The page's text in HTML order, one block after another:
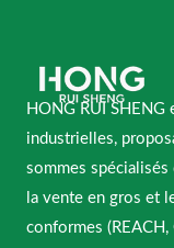
HONG RUI SHENG
industrielles,
sommes
la vente en gros et
conformes